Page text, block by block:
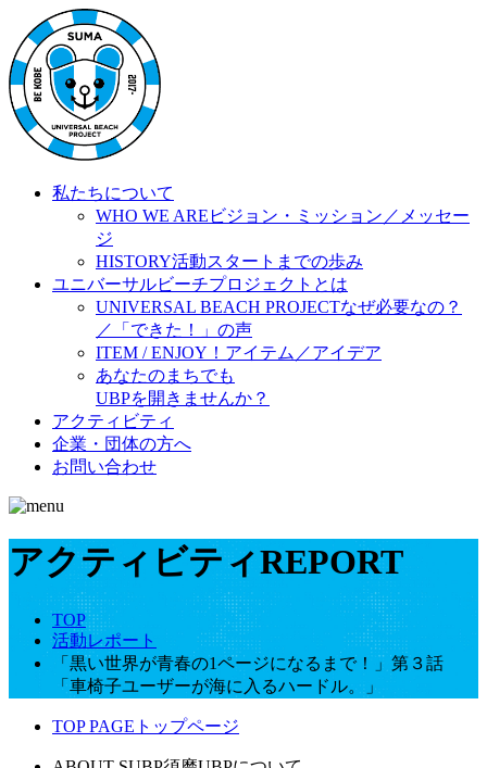
私たちについて
WHO WE ARE ビジョン・ミッション／メッセー
ジ
HISTORY活動スタートまでの歩み
ユニバーサルビーチプロジェクトとは
UNIVERSAL BEACH PROJECTなぜ必要なの？
／「できた！」の声
ITEM / ENJOY！ アイテム／アイデア
あなたのまちでも
UBPを開きませんか？
アクティビティ
企業・団体の方へ
お問い合わせ
アクティビティREPORT
TOP
活動レポート
「黒い世界が青春の1ページになるまで！」第３話
「車椅子ユーザーが海に入るハードル。」
TOP PAGE トップページ